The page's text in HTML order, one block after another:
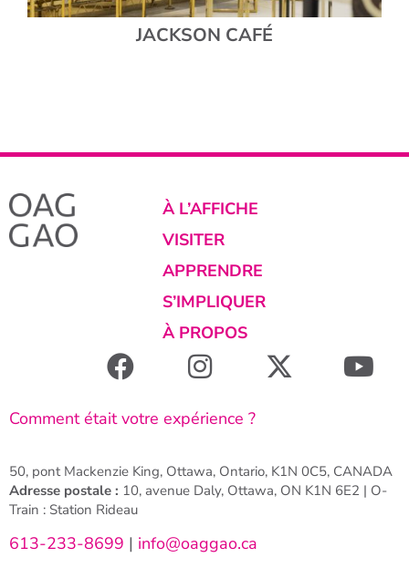
JACKSON CAFÉ
À L’AFFICHE
VISITER
APPRENDRE
S’IMPLIQUER
À PROPOS
Comment était votre expérience ?
50, pont Mackenzie King, Ottawa, Ontario, K1N 0C5, CANADA
Adresse postale : 10, avenue Daly, Ottawa, ON K1N 6E2 | O-
Train : Station Rideau
613-233-8699 | info@oaggao.ca